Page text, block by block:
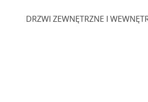
DRZWI ZEWNĘTRZNE I